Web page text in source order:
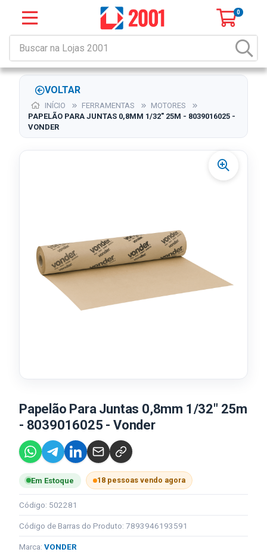
0
VOLTAR
INÍCIO FERRAMENTAS
MOTORES
PAPELÃO PARA JUNTAS 0,8MM 1/32" 25M - 8039016025 -
VONDER
Papelão Para Juntas 0,8mm 1/32" 25m
- 8039016025 - Vonder
Em Estoque 18 pessoas vendo agora
Código: 502281
Código de Barras do Produto: 7893946193591
Marca: VONDER